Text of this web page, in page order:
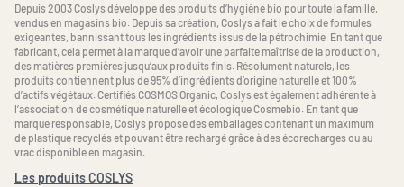
Depuis 2003 Coslys développe des produits d’hygiène bio pour toute la famille,
vendus en magasins bio. Depuis sa création, Coslys a fait le choix de formules
exigeantes, bannissant tous les ingrédients issus de la pétrochimie. En tant que
fabricant, cela permet à la marque d’avoir une parfaite maîtrise de la production,
des matières premières jusqu’aux produits finis. Résolument naturels, les
produits contiennent plus de 95% d’ingrédients d’origine naturelle et 100%
d’actifs végétaux. Certifiés COSMOS Organic, Coslys est également adhérente à
l’association de cosmétique naturelle et écologique Cosmebio. En tant que
marque responsable, Coslys propose des emballages contenant un maximum
de plastique recyclés et pouvant être rechargé grâce à des écorecharges ou au
vrac disponible en magasin.
Les produits COSLYS